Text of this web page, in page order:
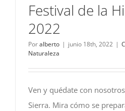
Festival de la
2022
Poralberto | junio 18th, 2022 |
Naturaleza
Ven y quédate con
Sierra. Mira cómo se